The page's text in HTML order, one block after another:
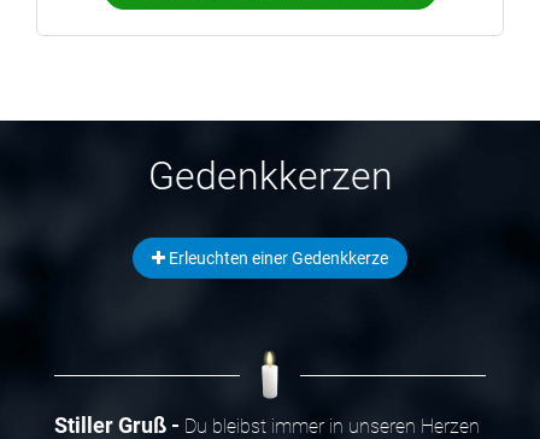
Gedenkkerzen
Erleuchten einer Gedenkkerze
Stiller Gruß Du bleibst immer in unseren Herzen